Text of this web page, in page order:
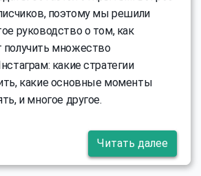
поэтому мы решили
руководство о том, как
множество
какие стратегии
какие основные моменты
и многое другое.
Читать далее